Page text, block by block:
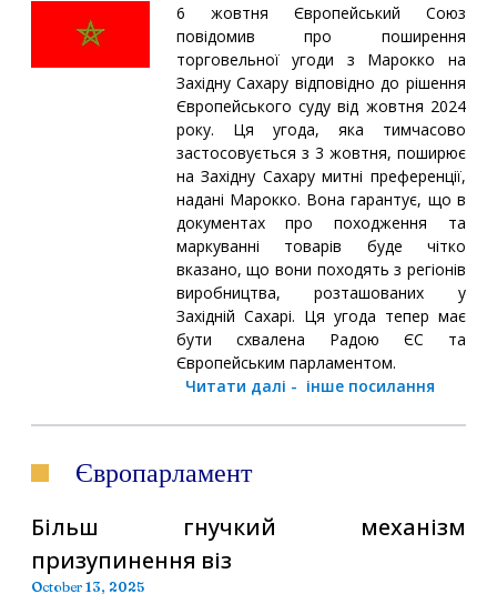
6 жовтня Європейський Союз
повідомив про поширення
торговельної угоди з Марокко на
Західну Сахару відповідно до рішення
Європейського суду від жовтня 2024
року. Ця угода, яка тимчасово
застосовується з 3 жовтня, поширює
на Західну Сахару митні преференції,
надані Марокко. Вона гарантує, що в
документах про походження та
маркуванні товарів буде чітко
вказано, що вони походять з регіонів
виробництва, розташованих у
Західній Сахарі. Ця угода тепер має
бути схвалена Радою ЄС та
Європейським парламентом.
Читати далі - інше посилання
Європарламент
Більш гнучкий механізм
призупинення віз
October 13, 2025